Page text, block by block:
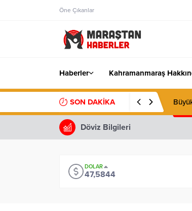
Öne Çıkanlar
Haberler Kahramanmaraş
SON DAKİKA
Döviz Bilgileri
DOLAR
47,5844